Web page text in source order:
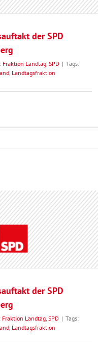
der SPD
Fraktion Landtag SPD | Tags:
Landtagsfraktion
der SPD
Fraktion Landtag SPD | Tags:
Landtagsfraktion